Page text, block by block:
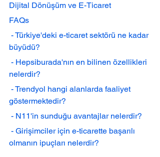
Dijital Dönüşüm ve E-Ticaret
FAQs
büyüdü?
nelerdir?
göstermektedir?
- N11'in sunduğu avantajlar nelerdir?
olmanın ipuçları nelerdir?